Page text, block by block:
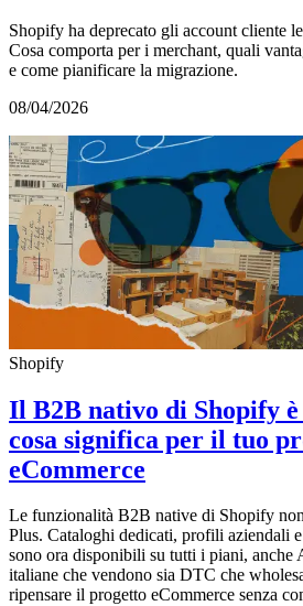
Shopify ha deprecato gli account cliente
Cosa comporta per i merchant, quali
e come pianificare la migrazione.
08/04/2026
Shopify
Il B2B nativo di Shopify
cosa significa per il tuo
eCommerce
Le funzionalità B2B native di Shopify
Plus. Cataloghi dedicati, profili aziendali
sono ora disponibili su tutti i piani, anche
italiane che vendono sia DTC che
ripensare il progetto eCommerce senza